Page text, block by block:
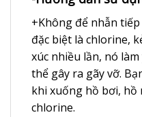
+Không để nhẫn tiếp
đặc biệt là chlorine,
xúc nhiều lần, nó
thể gây ra gãy vỡ.
khi xuống hồ bơi, hồ
chlorine.